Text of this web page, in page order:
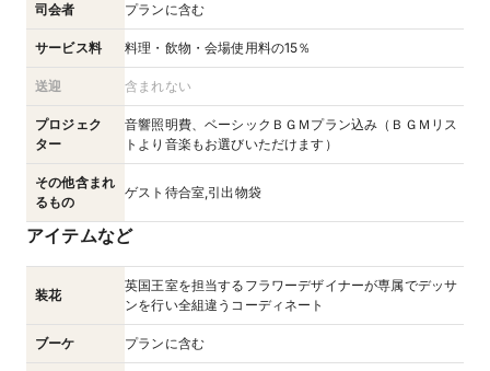
司会者 プランに含む
サービス料 料理・飲物・会場使用料の15％
送迎 含まれない
プロジェク
ター
音響照明費、ベーシックＢＧＭプラン込み（ＢＧＭリス
トより音楽もお選びいただけます）
その他含まれ
るもの
ゲスト待合室,引出物袋
アイテムなど
装花
英国王室を担当するフラワーデザイナーが専属でデッサ
ンを行い全組違うコーディネート
ブーケ プランに含む